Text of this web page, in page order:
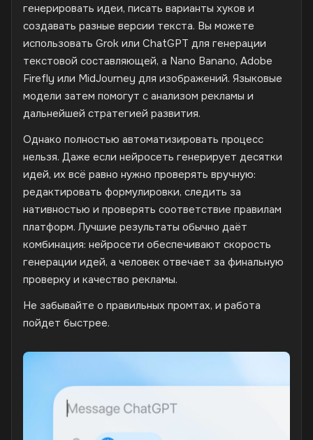
генерировать идеи, писать варианты хуков и
создавать разные версии текста. Вы можете
использовать Grok или ChatGPT для генерации
текстовой составляющей, а Nano Banano, Adobe
Firefly или MidJourney для изображений. Языковые
модели затем помогут с анализом рекламы и
дальнейшей стратегией развития.
Однако полностью автоматизировать процесс
нельзя. Даже если нейросеть генерирует десятки
идей, их всё равно нужно проверять вручную:
редактировать формулировки, следить за
нативностью и проверять соответствие правилам
платформ. Лучшие результаты обычно даёт
комбинация: нейросети обеспечивают скорость
генерации идей, а человек отвечает за финальную
проверку и качество рекламы.
Не забывайте о правильных промтах, и работа
пойдет быстрее.